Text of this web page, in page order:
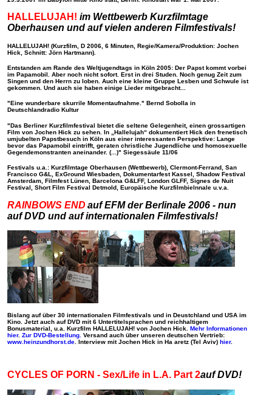
HALLELUJAH! im Wettbewerb Kurzfilmtage
Oberhausen und auf vielen anderen Filmfestivals!
HALLELUJAH! (Kurzfilm, D 2006, 6 Minuten, Regie/Kamera/Produktion: Jochen
Hick, Schnitt: Jörn Hartmann).
Entstanden am Rande des Weltjugendtags in Köln 2005: Der Papst kommt vorbei
im Papamobil. Aber noch nicht sofort. Erst in drei Studen. Noch genug Zeit zum
Singen und den Herrn zu loben. Auch eine kleine Gruppe Lesben und Schwule ist
gekommen. Und auch sie haben einige Lieder mitgebracht...
"Eine wunderbare skurrile Momentaufnahme." Bernd Sobolla in
Deutschlandradio Kultur
"Das Berliner Kurzfilmfestival bietet die seltene Gelegenheit, einen grossartigen
Film von Jochen Hick zu sehen. In „Hallelujah“ dokumentiert Hick den frenetisch
umjubelten Papstbesuch in Köln aus einer interessanten Perspektive: Lange
bevor das Papamobil eintrifft, geraten christliche Jugendliche und homosexuelle
Gegendemonstranten aneinander. (...)" Siegessäule 11/06
Festivals u.a.: Kurzfilmtage Oberhausen (Wettbewerb), Clermont-Ferrand, San
Francisco G&L, ExGround Wiesbaden, Dokumentarfest Kassel, Shadow Festival
Amsterdam, Filmfest Lünen, Barcelona G&LFF, London GLFF, Signes de Nuit
Festival, Short Film Festival Detmold, Europäische Kurzfilmbielnnale u.v.a.
RAINBOWS END auf EFM der Berlinale 2006 - nun
auf DVD und auf internationalen Filmfestivals!
Bislang auf über 30 internationalen Filmfestivals und in Deustchland und USA im
Kino. Jetzt auch auf DVD mit 6 Untertitelsprachen und reichhaltigem
Bonusmaterial, u.a. Kurzfilm HALLELUJAH! von Jochen Hick. Mehr Informationen
hier. Zur DVD-Bestellung. Versand auch über unseren deutschen Vertrieb:
www.heinzundhorst.de. Interview mit Jochen Hick in Ha aretz (Tel Aviv) hier.
CYCLES OF PORN - Sex/Life in L.A. Part 2auf DVD!